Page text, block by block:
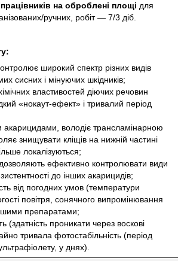
на оброблені площі для
ручних, робіт — 7/3 діб.
широкий спектр різних видів
сисних і мінуючих шкідників;
властивостей діючих речовин
«нокаут-ефект» і тривалий період
акарицидами, володіє трансламінарною
знищувати кліщів на нижній частині
локалізуються;
дозволяють ефективно контролювати види
до інших акарицидів;
від погодних умов (температури
повітря, сонячного випромінювання
препаратами;
(здатність проникати через воскові
тривала фотостабільність (період
у днях).